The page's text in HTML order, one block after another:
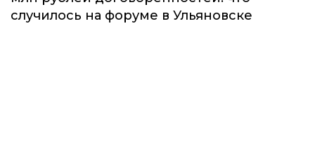
случилось на форуме в Ульяновске